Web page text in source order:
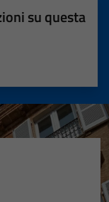
su questa